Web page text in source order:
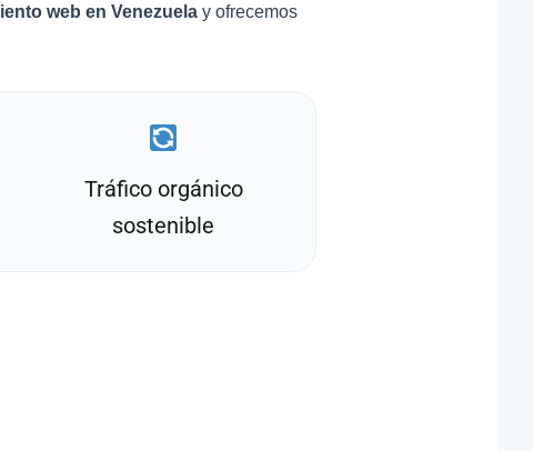
web en Venezuela y ofrecemos
Tráfico orgánico
sostenible